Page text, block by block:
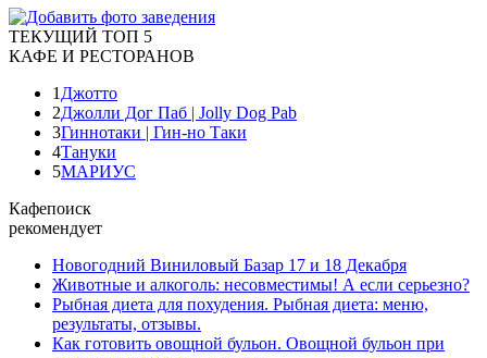
ТЕКУЩИЙ ТОП 5
КАФЕ И РЕСТОРАНОВ
1 Джотто
2Джолли Дог Паб | Jolly Dog Pab
3Гиннотаки | Гин-но Таки
4Тануки
5МАРИУС
Кафепоиск
рекомендует
Новогодний Виниловый Базар 17 и 18 Декабря
Животные и алкоголь: несовместимы! А если серьезно?
Рыбная диета для похудения. Рыбная диета: меню,
результаты, отзывы.
Как готовить овощной бульон. Овощной бульон при